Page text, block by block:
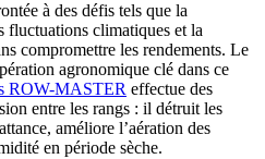
à des défis tels que la
fluctuations climatiques et la
compromettre les rendements. Le
agronomique clé dans ce
ROW-MASTER effectue des
entre les rangs : il détruit les
améliore l’aération des
en période sèche.